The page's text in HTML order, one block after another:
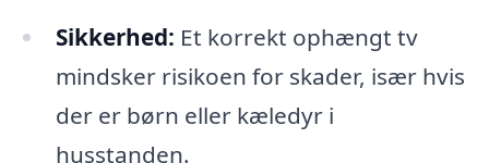
Sikkerhed: Et korrekt ophængt tv
mindsker risikoen for skader, især hvis
der er børn eller kæledyr i
husstanden.